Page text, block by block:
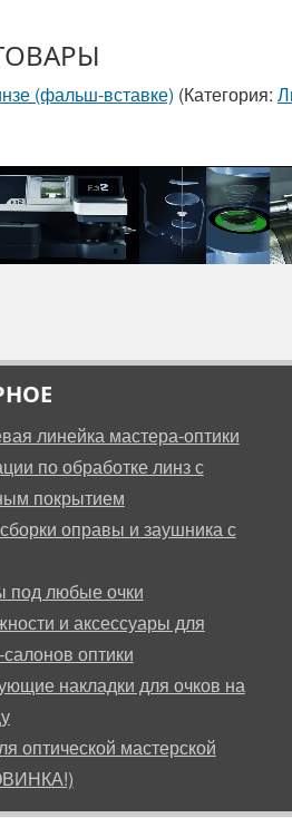
(фальш-вставке) (Категория:
линейка мастера-оптики
по обработке линз с
покрытием
оправы и заушника с
под любые очки
и аксессуары для
оптики
накладки для очков на
оптической мастерской